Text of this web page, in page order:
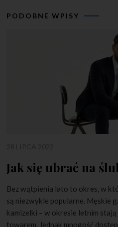
PODOBNE WPISY
Jak się ubrać na
Bez wątpienia lato to okres, w
są niezwykle popularne. Męskie
kamizelki – w okresie letnim stają
towarem. Jednak mnogość